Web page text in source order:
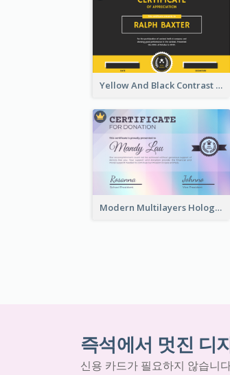
Yellow And Black Contrast Simple Certificate
Modern Multilayers Holographic Certificate Design Idea
즉석에서 멋진 디
신용 카드가 필요하지 않습니